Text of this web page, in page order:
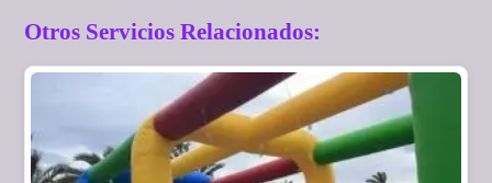
Otros Servicios Relacionados: